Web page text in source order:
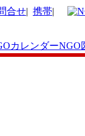
合せ| 携帯|
カレンダーNGO